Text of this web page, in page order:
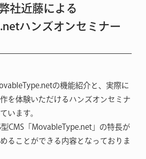
社近藤による
ハンズオンセミナー
の機能紹介と、実際に
を体験いただけるハンズオンセミナ
います。
CMS「MovableType.net」の特長が
ることができる内容となっておりま